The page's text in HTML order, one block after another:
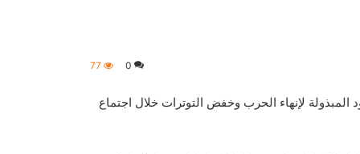
0
77
لإنهاء الحرب وخفض التوترات خلال اجتماع